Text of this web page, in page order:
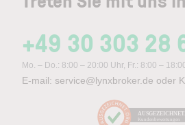
+49 30 303 28
Mo. – Do.: 8:00 – 20:00 Uhr, Fr.: 8:00 –
E-mail: service@lynxbroker.de oder
AUSGEZEICHNET
Kundenbewertungen